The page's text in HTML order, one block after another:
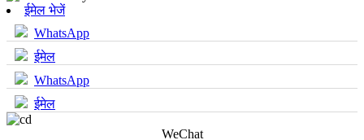
ईमेल भेजें
WhatsApp
ईमेल
WhatsApp
ईमेल
WeChat